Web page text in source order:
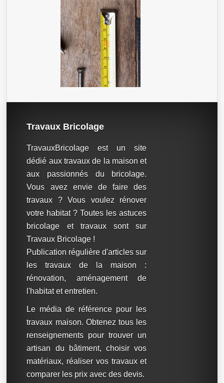
Travaux Bricolage
TravauxBricolage est un site
dédié aux travaux de la maison et
aux passionnés du bricolage.
Vous avez envie de faire des
travaux ? Vous voulez rénover
votre habitat ? Toutes les astuces
bricolage et travaux sont sur
Travaux Bricolage !
Publication régulière d'articles sur
les travaux de la maison :
rénovation, aménagement de
l'habitat et entretien.
Le média de référence pour les
travaux maison. Obtenez tous les
renseignements pour trouver un
artisan du bâtiment, choisir vos
matériaux, réaliser vos travaux et
comparer les prix avec des devis.